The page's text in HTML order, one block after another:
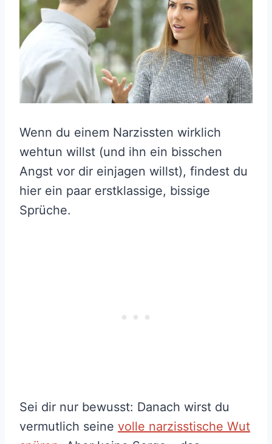
Wenn du einem Narzissten wirklich
wehtun willst (und ihn ein bisschen
Angst vor dir einjagen willst), findest du
hier ein paar erstklassige, bissige
Sprüche.
Sei dir nur bewusst: Danach wirst du
vermutlich seine volle narzisstische Wut